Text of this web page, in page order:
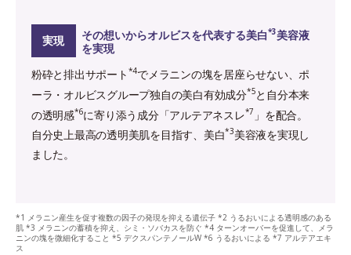
実現 その想いからオルビスを代表する美白*3美容液
を実現
粉砕と排出サポート *4でメラニンの塊を居座らせない、ポ
ーラ・オルビスグループ独自の美白有効成分*5と自分本来
の透明感*6に寄り添う成分「アルテアネスレ*7 」を配合。
自分史上最高の透明美肌を目指す、美白*3美容液を実現し
ました。
*1 メラニン産生を促す複数の因子の発現を抑える遺伝子 *2 うるおいによる透明感のある
肌 *3 メラニンの蓄積を抑え、シミ・ソバカスを防ぐ *4 ターンオーバーを促進して、メラ
ニンの塊を微細化すること *5 デクスパンテノールW *6 うるおいによる *7 アルテアエキ
ス